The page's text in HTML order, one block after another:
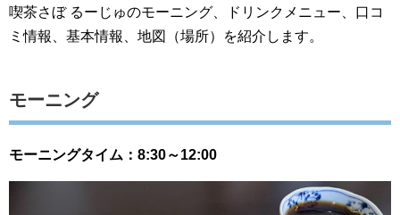
喫茶さぼ るーじゅのモーニング、ドリンクメニュー、口コ
ミ情報、基本情報、地図（場所）を紹介します。
モーニング
モーニングタイム：8:30～12:00